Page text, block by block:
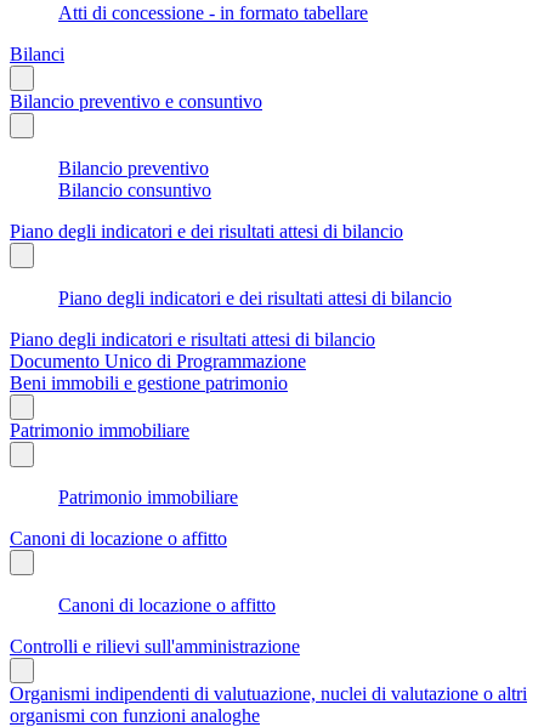
Atti di concessione - in formato tabellare
Bilanci
Bilancio preventivo e consuntivo
Bilancio preventivo
Bilancio consuntivo
Piano degli indicatori e dei risultati attesi di bilancio
Piano degli indicatori e dei risultati attesi di bilancio
Piano degli indicatori e risultati attesi di bilancio
Documento Unico di Programmazione
Beni immobili e gestione patrimonio
Patrimonio immobiliare
Patrimonio immobiliare
Canoni di locazione o affitto
Canoni di locazione o affitto
Controlli e rilievi sull'amministrazione
Organismi indipendenti di valutuazione, nuclei di valutazione o altri
organismi con funzioni analoghe